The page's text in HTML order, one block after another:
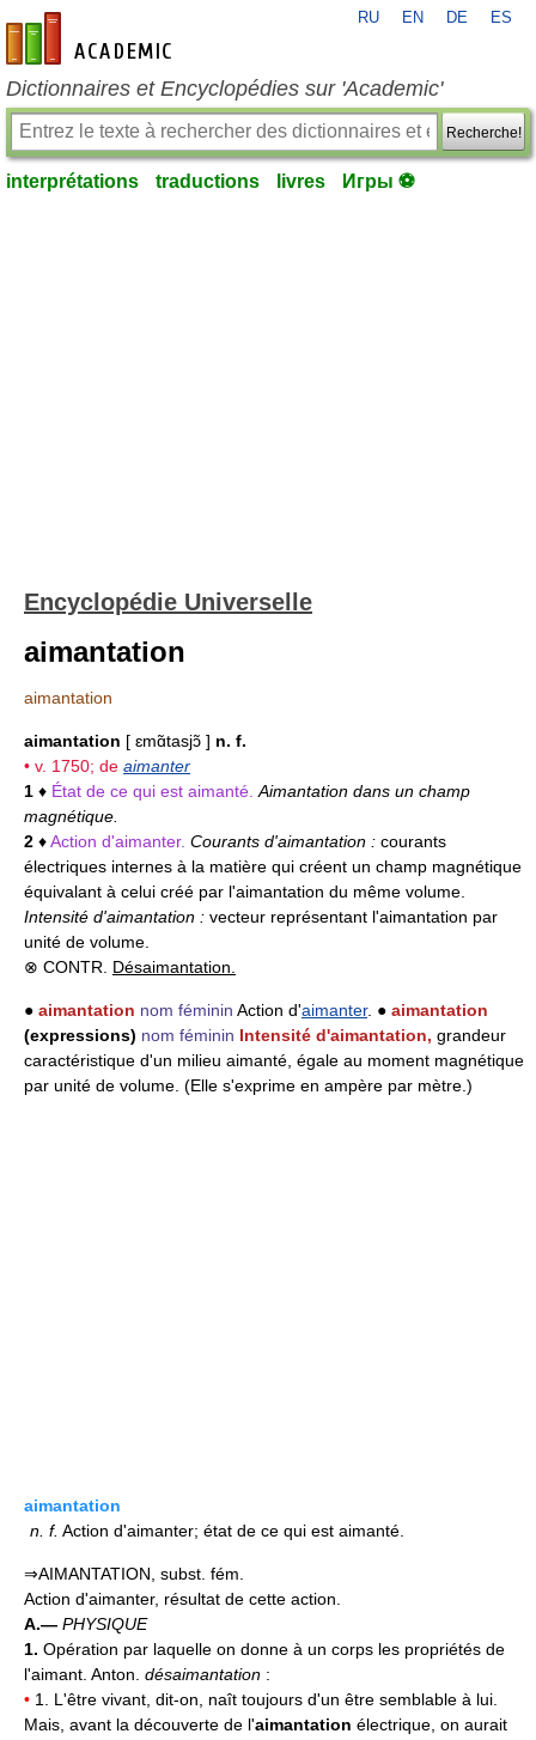
fr-academic.com
RU EN DE ES
Dictionnaires et Encyclopédies sur 'Academic'
Recherche!
interprétations traductions livres Игры ⚽
Encyclopédie Universelle
aimantation
aimantation
aimantation [ ɛmɑ̃tasjɔ̃ ] n. f.
• v. 1750; de aimanter
1 ♦ État de ce qui est aimanté. Aimantation dans un champ
magnétique.
2 ♦Action d'aimanter. Courants d'aimantation : courants
électriques internes à la matière qui créent un champ magnétique
équivalant à celui créé par l'aimantation du même volume.
Intensité d'aimantation : vecteur représentant l'aimantation par
unité de volume.
⊗ CONTR. Désaimantation.
● aimantation nom féminin Action d'aimanter. ● aimantation
(expressions) nom féminin Intensité d'aimantation, grandeur
caractéristique d'un milieu aimanté, égale au moment magnétique
par unité de volume. (Elle s'exprime en ampère par mètre.)
aimantation
n. f. Action d'aimanter; état de ce qui est aimanté.
⇒AIMANTATION, subst. fém.
Action d'aimanter, résultat de cette action.
A.— PHYSIQUE
1. Opération par laquelle on donne à un corps les propriétés de
l'aimant. Anton. désaimantation :
• 1. L'être vivant, dit-on, naît toujours d'un être semblable à lui.
Mais, avant la découverte de l'aimantation électrique, on aurait